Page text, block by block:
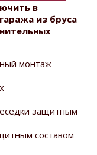
в
из бруса
монтаж
защитным
составом